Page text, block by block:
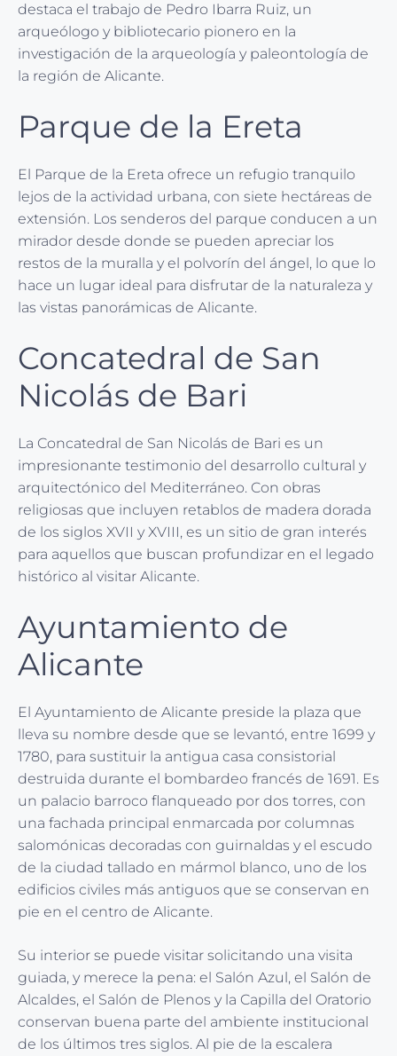
destaca el trabajo de Pedro Ibarra Ruiz, un
arqueólogo y bibliotecario pionero en la
investigación de la arqueología y paleontología de
la región de Alicante.
Parque de la Ereta
El Parque de la Ereta ofrece un refugio tranquilo
lejos de la actividad urbana, con siete hectáreas de
extensión. Los senderos del parque conducen a un
mirador desde donde se pueden apreciar los
restos de la muralla y el polvorín del ángel, lo que lo
hace un lugar ideal para disfrutar de la naturaleza y
las vistas panorámicas de Alicante.
Concatedral de San
Nicolás de Bari
La Concatedral de San Nicolás de Bari es un
impresionante testimonio del desarrollo cultural y
arquitectónico del Mediterráneo. Con obras
religiosas que incluyen retablos de madera dorada
de los siglos XVII y XVIII, es un sitio de gran interés
para aquellos que buscan profundizar en el legado
histórico al visitar Alicante.
Ayuntamiento de
Alicante
El Ayuntamiento de Alicante preside la plaza que
lleva su nombre desde que se levantó, entre 1699 y
1780, para sustituir la antigua casa consistorial
destruida durante el bombardeo francés de 1691. Es
un palacio barroco flanqueado por dos torres, con
una fachada principal enmarcada por columnas
salomónicas decoradas con guirnaldas y el escudo
de la ciudad tallado en mármol blanco, uno de los
edificios civiles más antiguos que se conservan en
pie en el centro de Alicante.
Su interior se puede visitar solicitando una visita
guiada, y merece la pena: el Salón Azul, el Salón de
Alcaldes, el Salón de Plenos y la Capilla del Oratorio
conservan buena parte del ambiente institucional
de los últimos tres siglos. Al pie de la escalera